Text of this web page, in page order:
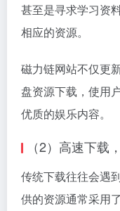
甚至是寻求学习资
相应的资源。
磁力链网站不仅更
盘资源下载，使用
优质的娱乐内容。
（2）高速下载
传统下载往往会遇
供的资源通常采用